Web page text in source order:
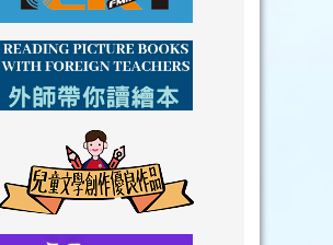
link to http://www.icrt.com.tw/
link to https://www.youtube.com/